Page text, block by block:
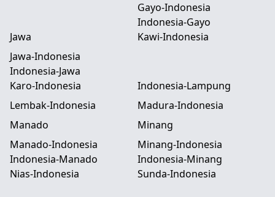
Gayo-Indonesia
Indonesia-Gayo
Jawa
Jawa-Indonesia
Indonesia-Jawa
Kawi-Indonesia
Karo-Indonesia
Indonesia-Lampung
Lembak-Indonesia
Madura-Indonesia
Manado
Manado-Indonesia
Indonesia-Manado
Minang
Minang-Indonesia
Indonesia-Minang
Nias-Indonesia
Sunda-Indonesia